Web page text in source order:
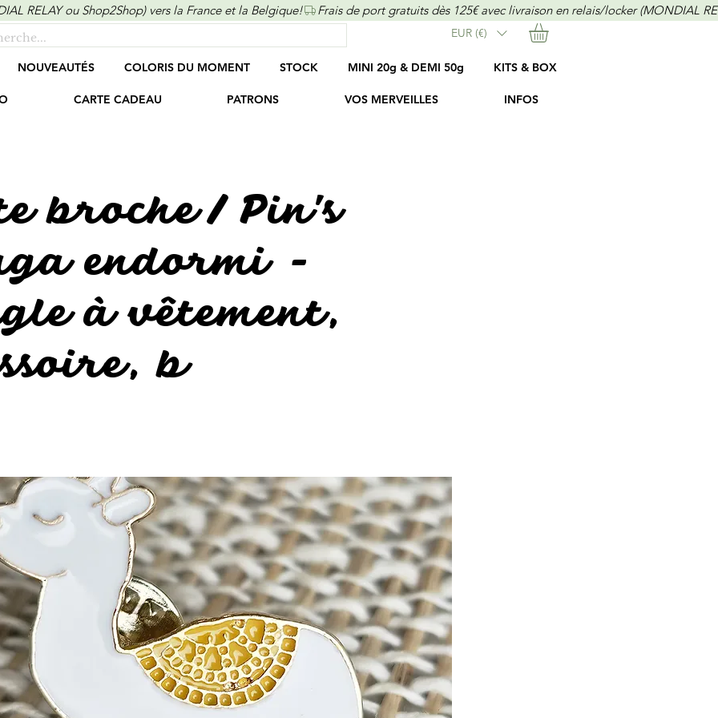
RELAY ou Shop2Shop) vers la France et la Belgique!
EUR (€)
NOUVEAUTÉS COLORIS DU MOMENT STOCK MINI 20g & DEMI 50g KITS & BOX
CARTE CADEAU PATRONS VOS MERVEILLES INFOS
broche / Pin's
endormi -
à vêtement,
b